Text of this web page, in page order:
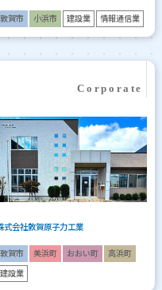
敦賀市 小浜市 建設業 情報通信業
式会社敦賀原子力工業
敦賀市 美浜町 おおい町 高浜町
建設業